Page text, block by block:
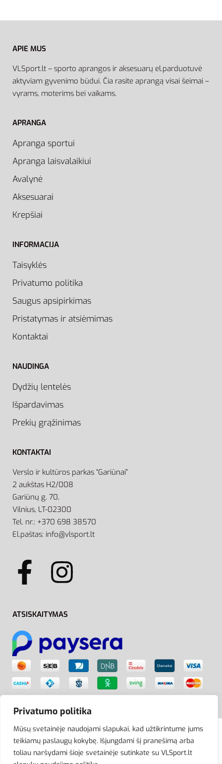
Privatumo politika
Mūsų svetainėje naudojami slapukai, kad užtikrintume jums
teikiamų paslaugų kokybę. Išjungdami šį pranešimą arba
toliau naršydami šioje svetainėje sutinkate su VLSport.lt
APIE MUS
VLSport.lt – sporto aprangos ir aksesuarų el.parduotuvė
aktyviam gyvenimo būdui. Čia rasite aprangą visai šeimai –
vyrams, moterims bei vaikams.
APRANGA
Apranga sportui
Apranga laisvalaikiui
Avalynė
Aksesuarai
Krepšiai
INFORMACIJA
Taisyklės
Privatumo politika
Saugus apsipirkimas
Pristatymas ir atsiėmimas
Kontaktai
NAUDINGA
Dydžių lentelės
Išpardavimas
Prekių grąžinimas
KONTAKTAI
Verslo ir kultūros parkas “Gariūnai”
2 aukštas H2/008
Gariūnų g. 70,
Vilnius, LT-02300
Tel. nr.: +370 698 38570
El.paštas: info@vlsport.lt
ATSISKAITYMAS
© VLSport. 2026. Visos teisės saugomos.
Kopijuoti, platinti svetainės turinį be autorių sutikimo